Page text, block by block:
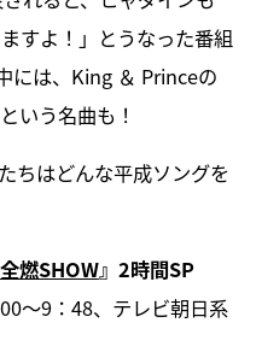
すよ！」とうなった番組
には、King ＆ Princeの
いう名曲も！
ちはどんな平成ソングを
燃SHOW』2時間SP
～9：48、テレビ朝日系